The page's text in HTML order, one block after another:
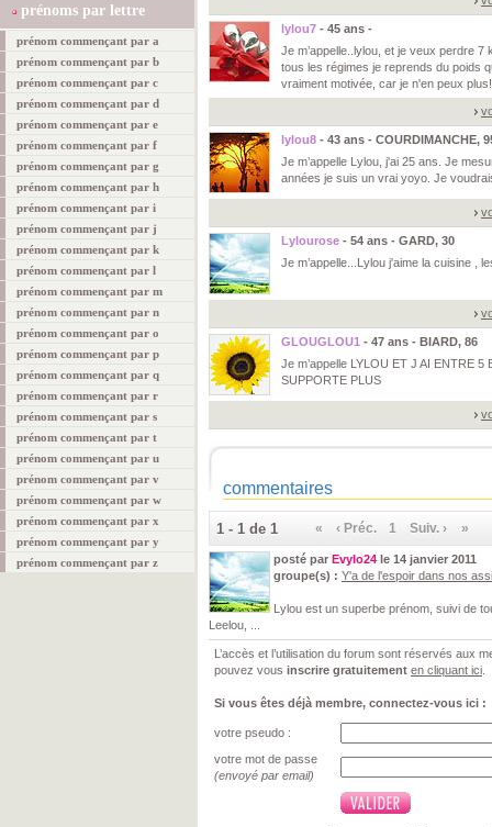
prénoms par lettre
prénom commençant par a
prénom commençant par b
prénom commençant par c
prénom commençant par d
prénom commençant par e
prénom commençant par f
prénom commençant par g
prénom commençant par h
prénom commençant par i
prénom commençant par j
prénom commençant par k
prénom commençant par l
prénom commençant par m
prénom commençant par n
prénom commençant par o
prénom commençant par p
prénom commençant par q
prénom commençant par r
prénom commençant par s
prénom commençant par t
prénom commençant par u
prénom commençant par v
prénom commençant par w
prénom commençant par x
prénom commençant par y
prénom commençant par z
lylou7 - 45 ans -
Je m’appelle..lylou, et je veux perdre
tous les régimes je reprends du poids
vraiment motivée, car je n'en peux
lylou8 - 43 ans - COURDIMANCHE,
Je m’appelle Lylou, j'ai 25 ans. Je
années je suis un vrai yoyo. Je
Lylourose - 54 ans - GARD, 30
Je m’appelle...Lylou j'aime la cuisine ,
GLOUGLOU1 - 47 ans - BIARD, 86
Je m’appelle LYLOU ET J AI ENTRE
SUPPORTE PLUS
commentaires
1 - 1 de 1 « ‹ Préc. 1 Suiv. › »
posté par Evylo24 le 14 janvier 2011
groupe(s) : Y'a de l'espoir dans nos
Lylou est un superbe prénom, suivi de
Leelou, ...
L’accès et l’utilisation du forum sont réservés aux
pouvez vous inscrire gratuitement en cliquant ici
Si vous êtes déjà membre, connectez-vous ici :
votre pseudo :
votre mot de passe
(envoyé par email)